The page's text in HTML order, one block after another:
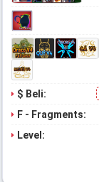
$ Beli:
F - Fragments:
Level: